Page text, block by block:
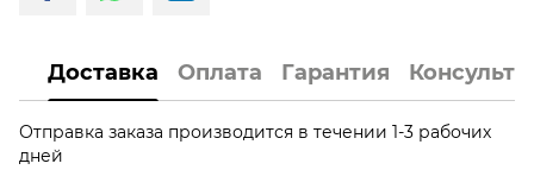
Доставка Оплата Гарантия
Отправка заказа производится в течении 1-3 рабочих
дней